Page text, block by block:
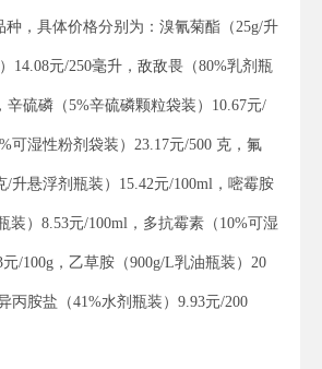
种，具体价格分别为：溴氰菊酯（25g/升
14.08元/250毫升，敌敌畏（80%乳剂瓶
辛硫磷（5%辛硫磷颗粒袋装）10.67元/
可湿性粉剂袋装）23.17元/500 克，氟
/升悬浮剂瓶装）15.42元/100ml，嘧霉胺
装）8.53元/100ml，多抗霉素（10%可湿
/100g，乙草胺（900g/L乳油瓶装）20
丙胺盐（41%水剂瓶装）9.93元/200